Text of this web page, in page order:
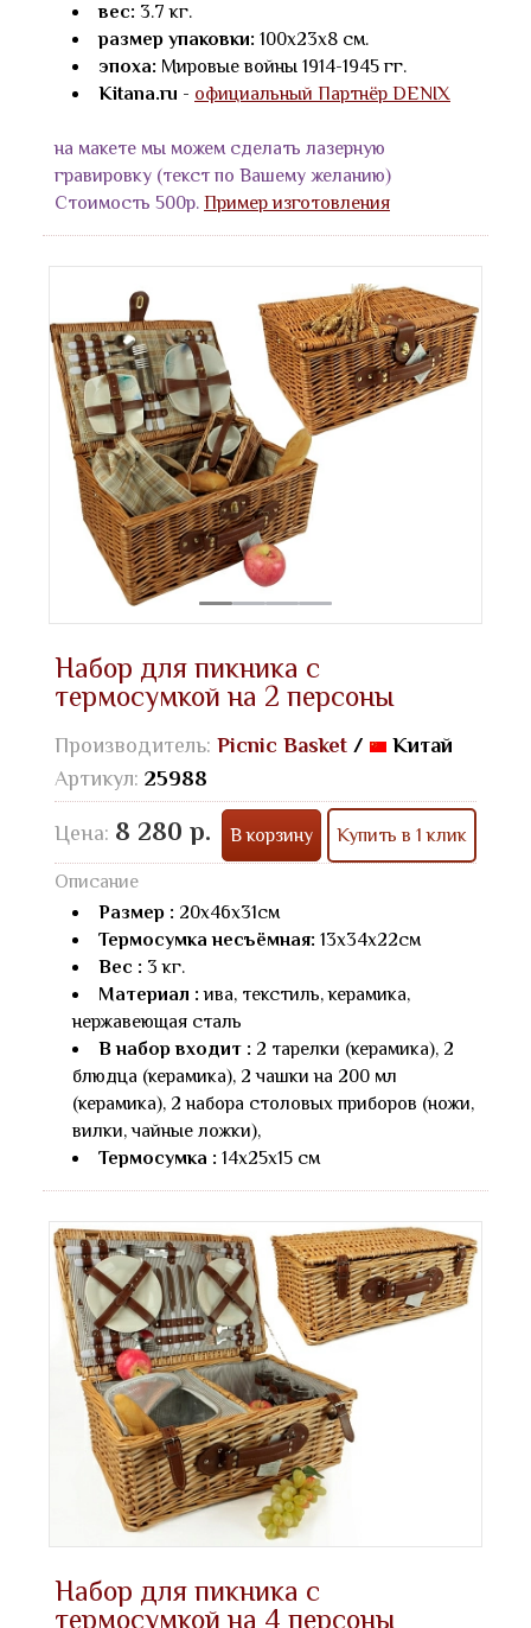
вес: 3.7 кг.
размер упаковки: 100х23х8 см.
эпоха: Мировые войны 1914-1945 гг.
Kitana.ru - официальный Партнёр DENIX
на макете мы можем сделать лазерную
гравировку (текст по Вашему желанию)
Стоимость 500р. Пример изготовления
Набор для пикника с
термосумкой на 2 персоны
Производитель: Picnic Basket /
Китай
Артикул: 25988
Цена: 8 280 р. В корзину Купить в 1 клик
Описание
Размер : 20х46х31см
Термосумка несъёмная: 13х34х22см
Вес : 3 кг.
Материал : ива, текстиль, керамика,
нержавеющая сталь
В набор входит : 2 тарелки (керамика), 2
блюдца (керамика), 2 чашки на 200 мл
(керамика), 2 набора столовых приборов (ножи,
вилки, чайные ложки),
Термосумка : 14х25х15 см
Набор для пикника с
термосумкой на 4 персоны